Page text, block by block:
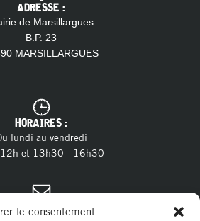
le consentement
ADRESSE :
de Marsillargues
B.P. 23
MARSILLARGUES
HORAIRES :
lundi au vendredi
et 13h30 - 16h30
CONTACT :